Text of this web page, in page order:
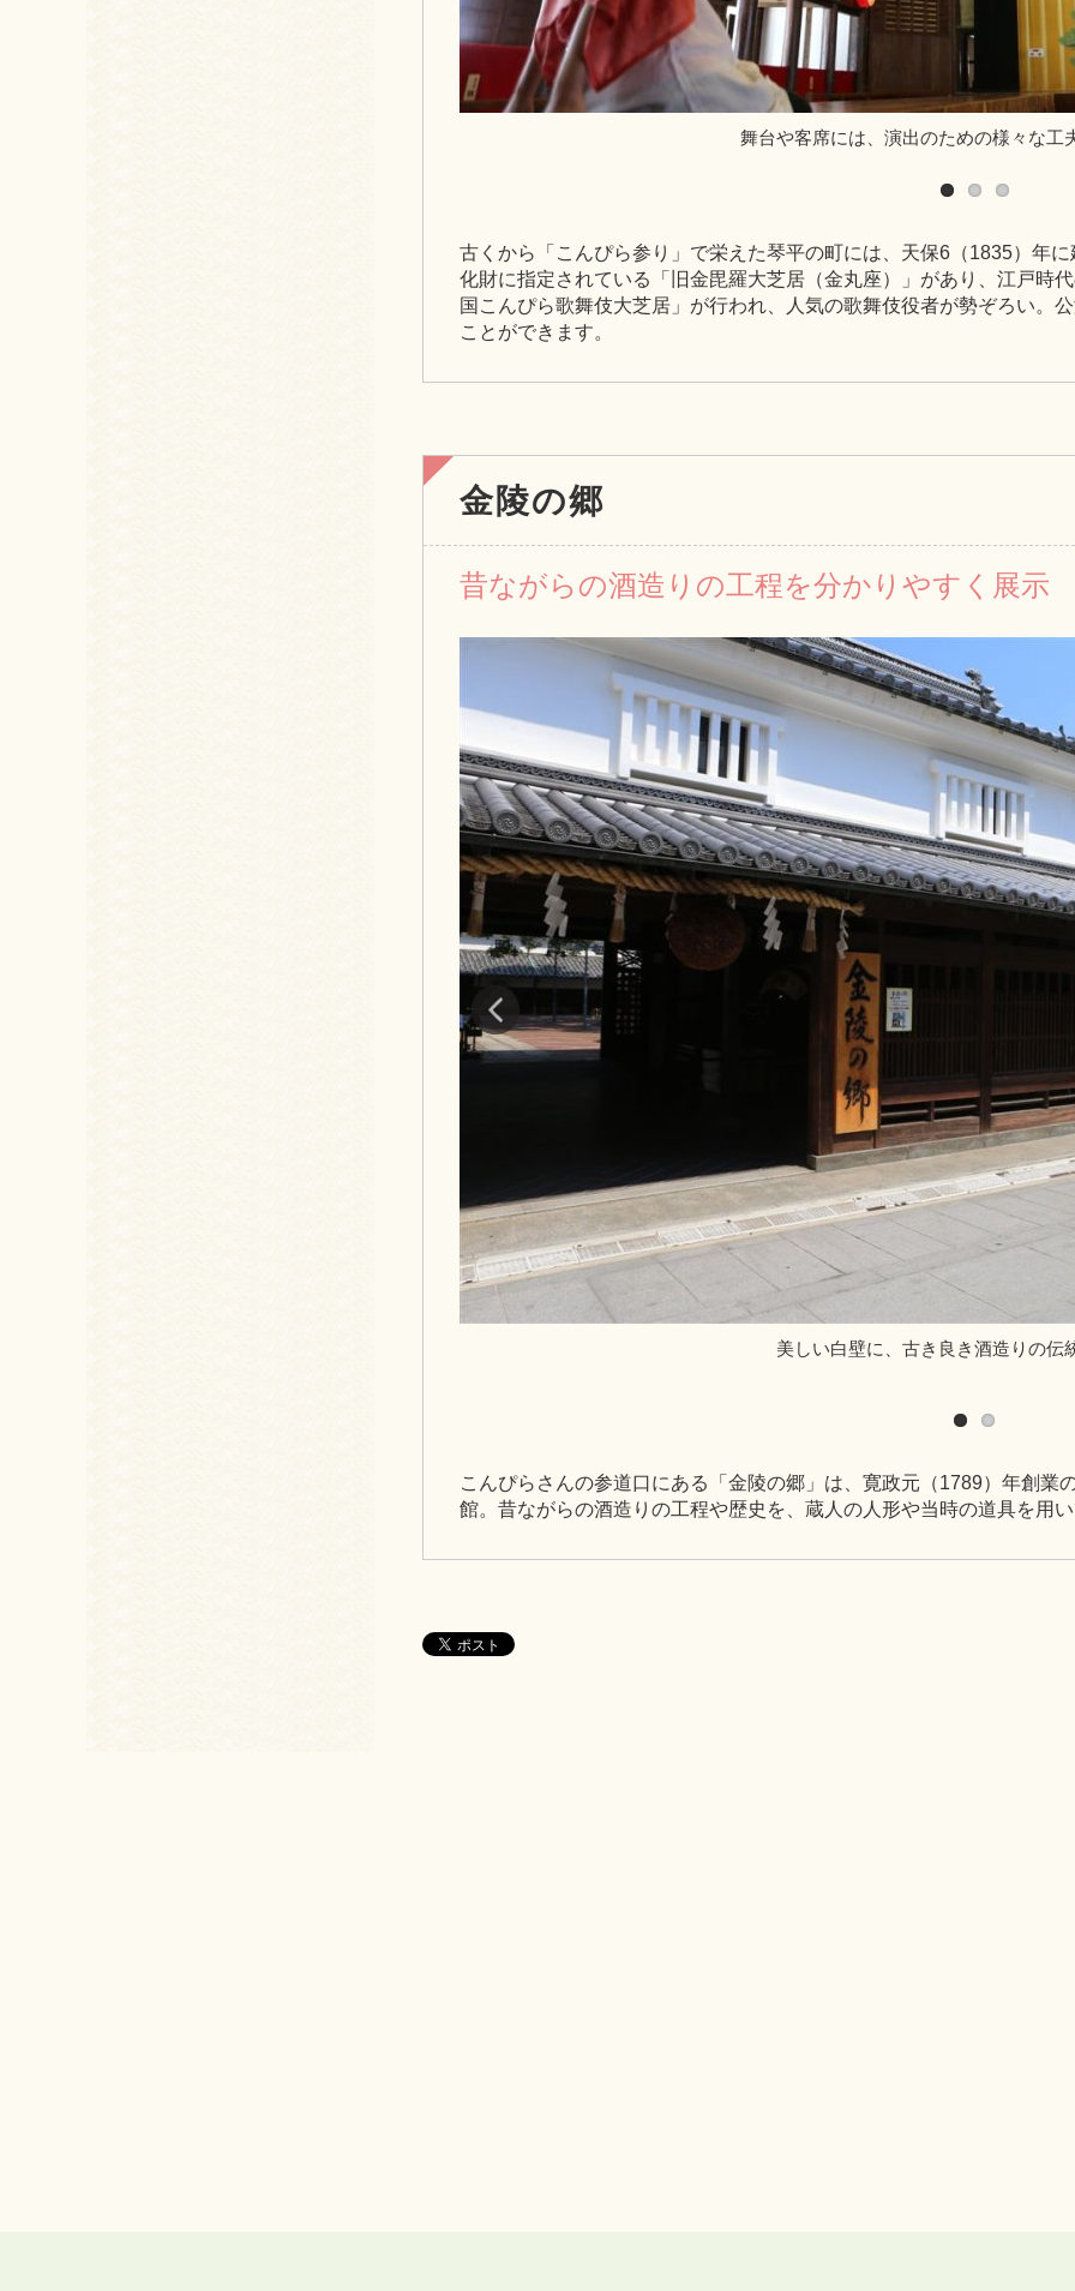
舞台や客席には、演出のための様々な工
古くから「こんぴら参り」で栄えた琴平の町には、天保6（1835）年
化財に指定されている「旧金毘羅大芝居（金丸座）」があり、江戸時
国こんぴら歌舞伎大芝居」が行われ、人気の歌舞伎役者が勢ぞろい。
ことができます。
金陵の郷
昔ながらの酒造りの工程を分かりやすく展示
美しい白壁に、古き良き酒造りの伝
こんぴらさんの参道口にある「金陵の郷」は、寛政元（1789）年創業
館。昔ながらの酒造りの工程や歴史を、蔵人の人形や当時の道具を用